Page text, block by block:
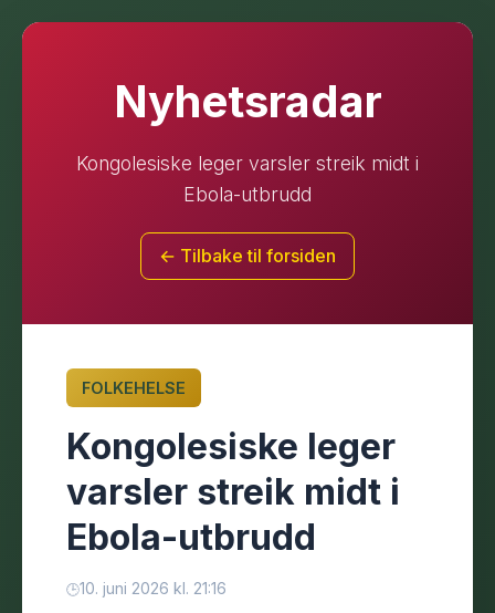
Nyhetsradar
Kongolesiske leger varsler streik midt i
Ebola-utbrudd
← Tilbake til forsiden
FOLKEHELSE
Kongolesiske leger
varsler streik midt i
Ebola-utbrudd
10. juni 2026 kl. 21:16